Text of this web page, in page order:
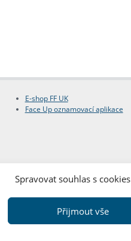
Spravovat souhlas s cookies
Přijmout vše
E-shop FF UK
Face Up oznamovací aplikace